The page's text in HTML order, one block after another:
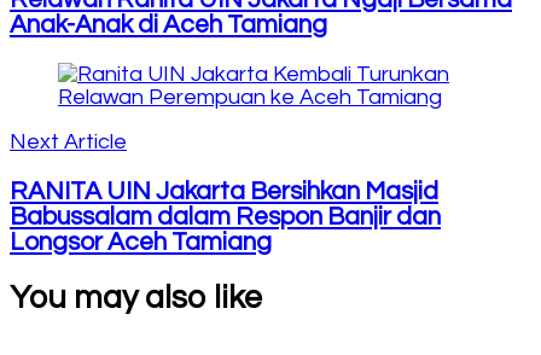
Anak-Anak di Aceh Tamiang
Next Article
RANITA UIN Jakarta Bersihkan Masjid
Babussalam dalam Respon Banjir dan
Longsor Aceh Tamiang
You may also like